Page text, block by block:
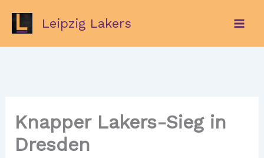
springen
Leipzig Lakers
Knapper Lakers-Sieg in
Dresden